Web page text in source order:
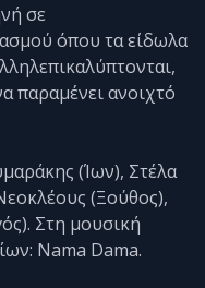
σε
όπου τα είδωλα
παραμένει ανοιχτό
(Ίων), Στέλα
(Ξούθος),
Στη μουσική
Nama Dama.